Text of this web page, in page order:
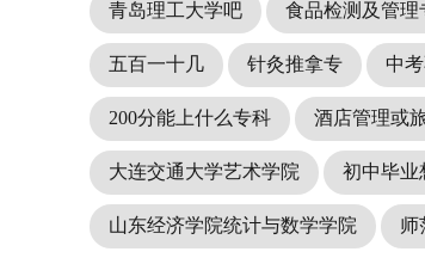
青岛理工大学吧 食品检测及管理
五百一十几 针灸推拿专 中
200分能上什么专科 酒店管理或
大连交通大学艺术学院 初中毕业
山东经济学院统计与数学学院 师